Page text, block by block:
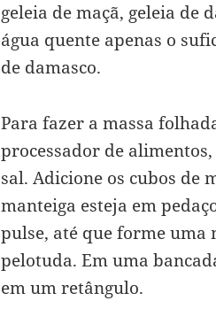
geleia de maçã, geleia de
água quente apenas o
de damasco.
Para fazer a massa
processador de
sal. Adicione os cubos de
manteiga esteja em
pulse, até que forme uma
pelotuda. Em uma
em um retângulo.